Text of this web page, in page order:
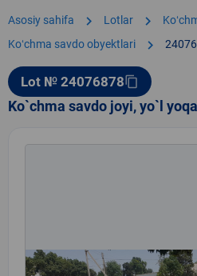
Asosiy sahifa chevron_right Lotlar chevron_right
Koʻchma savdo obyektlari chevron_right
Lot № 24076878content_copy
Ko`chma savdo joyi, yo`l